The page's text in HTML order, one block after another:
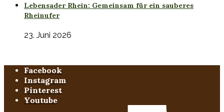
Lebensader Rhein: Gemeinsam für ein sauberes
Rheinufer
23. Juni 2026
Facebook
Instagram
Pinterest
Youtube